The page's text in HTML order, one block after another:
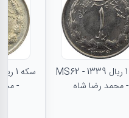
سکه 1 ریال 1339 - MS62
- محمد رضا شاه
-